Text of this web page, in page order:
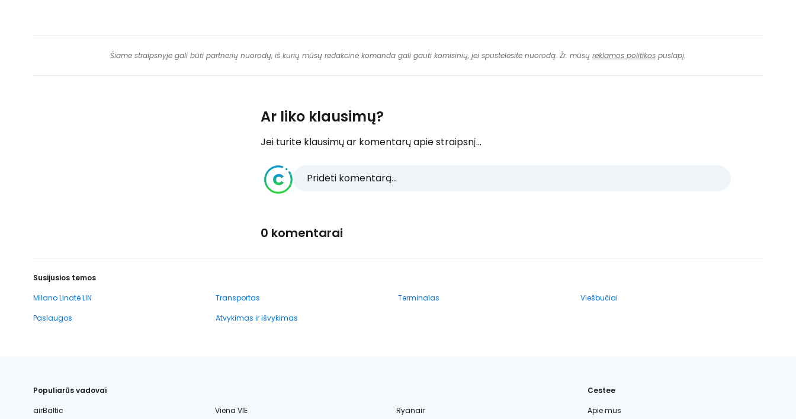
Šiame straipsnyje gali būti partnerių nuorodų, iš kurių mūsų redakcinė komanda gali gauti komisinių, jei spustelėsite nuorodą. Žr. mūsų reklamos politikos puslapį.
Ar liko klausimų?
Jei turite klausimų ar komentarų apie straipsnį...
Pridėti komentarą...
0 komentarai
Susijusios temos
Milano Linatė LIN
Transportas Terminalas
Viešbučiai
Paslaugos
Atvykimas ir išvykimas
Populiarūs vadovai
airBaltic
Viena VIE Ryanair
Cestee
Apie mus